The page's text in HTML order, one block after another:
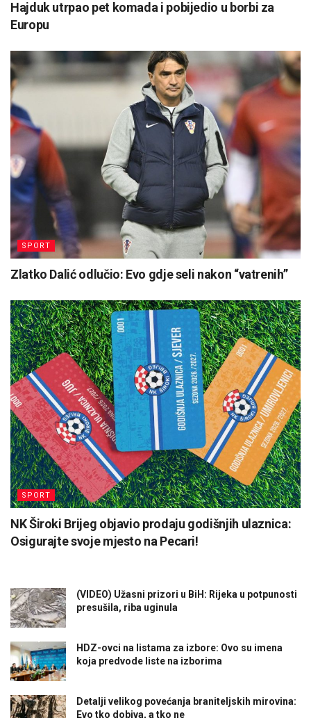
Hajduk utrpao pet komada i pobijedio u borbi za
Europu
SPORT
Zlatko Dalić odlučio: Evo gdje seli nakon “vatrenih”
SPORT
NK Široki Brijeg objavio prodaju godišnjih ulaznica:
Osigurajte svoje mjesto na Pecari!
(VIDEO) Užasni prizori u BiH: Rijeka u potpunosti
presušila, riba uginula
HDZ-ovci na listama za izbore: Ovo su imena
koja predvode liste na izborima
Detalji velikog povećanja braniteljskih mirovina:
Evo tko dobiva, a tko ne